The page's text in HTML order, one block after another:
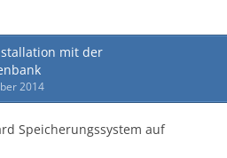
mit der
2014
Speicherungssystem auf